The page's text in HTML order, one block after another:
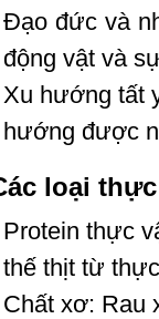
Đạo đức và
động vật và
Xu hướng tất
hướng được
loại
Protein thực
thế thịt từ
Chất xơ: Rau